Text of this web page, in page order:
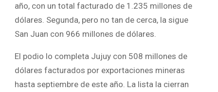
año, con un total facturado de 1.235 millones de
dólares. Segunda, pero no tan de cerca, la sigue
San Juan con 966 millones de dólares.
El podio lo completa Jujuy con 508 millones de
dólares facturados por exportaciones mineras
hasta septiembre de este año. La lista la cierran